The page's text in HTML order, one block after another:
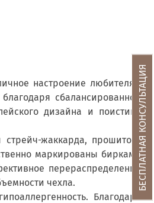
настроение любителям
сбалансированной
дизайна и поистине
жаккарда, прошитого
маркированы бирками
перераспределение
чехла.
Благодаря
БЕСПЛАТНАЯ КОНСУЛЬТАЦИЯ